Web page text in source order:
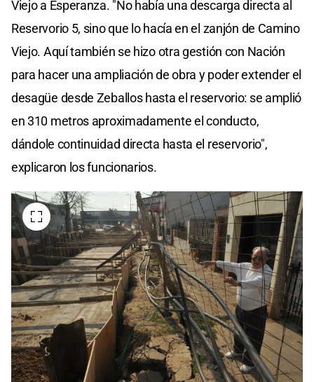
Viejo a Esperanza. "No había una descarga directa al
Reservorio 5, sino que lo hacía en el zanjón de Camino
Viejo. Aquí también se hizo otra gestión con Nación
para hacer una ampliación de obra y poder extender el
desagüe desde Zeballos hasta el reservorio: se amplió
en 310 metros aproximadamente el conducto,
dándole continuidad directa hasta el reservorio",
explicaron los funcionarios.